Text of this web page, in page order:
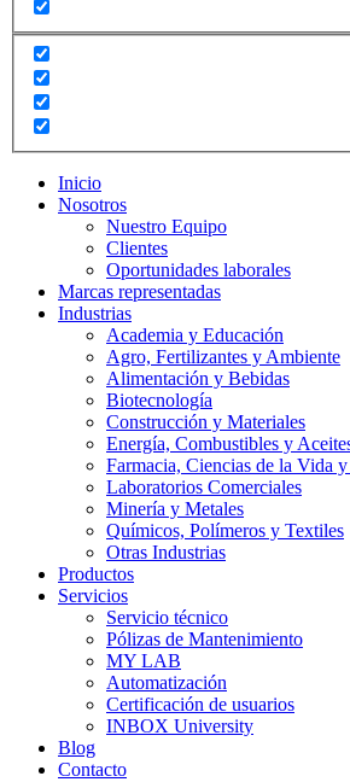
Inicio
Nosotros
Nuestro Equipo
Clientes
Oportunidades laborales
Marcas representadas
Industrias
Academia y Educación
Agro, Fertilizantes y Ambiente
Alimentación y Bebidas
Biotecnología
Construcción y Materiales
Energía, Combustibles y
Farmacia, Ciencias de la Vida
Laboratorios Comerciales
Minería y Metales
Químicos, Polímeros y Textiles
Otras Industrias
Productos
Servicios
Servicio técnico
Pólizas de Mantenimiento
MY LAB
Automatización
Certificación de usuarios
INBOX University
Blog
Contacto